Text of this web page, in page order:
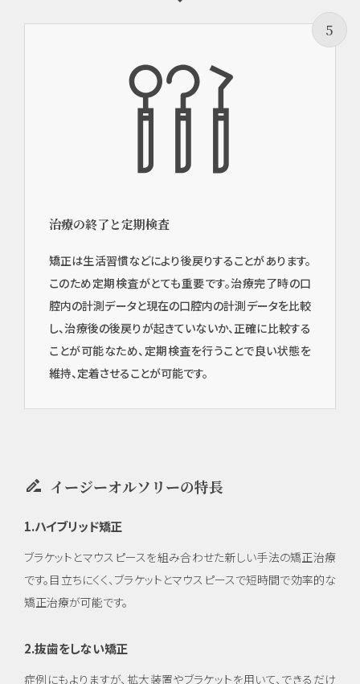
5
治療の終了と定期検査
矯正は生活習慣などにより後戻りすることがあります。
このため定期検査がとても重要です。治療完了時の口
腔内の計測データと現在の口腔内の計測データを比較
し、治療後の後戻りが起きていないか、正確に比較する
ことが可能なため、定期検査を行うことで良い状態を
維持、定着させることが可能です。
drive_file_rename_outline イージーオルソリーの特長
1.ハイブリッド矯正
ブラケットとマウスピースを組み合わせた新しい手法の矯正治療
です。目立ちにくく、ブラケットとマウスピースで短時間で効率的な
矯正治療が可能です。
2.抜歯をしない矯正
症例にもよりますが、拡大装置やブラケットを用いて、できるだけ